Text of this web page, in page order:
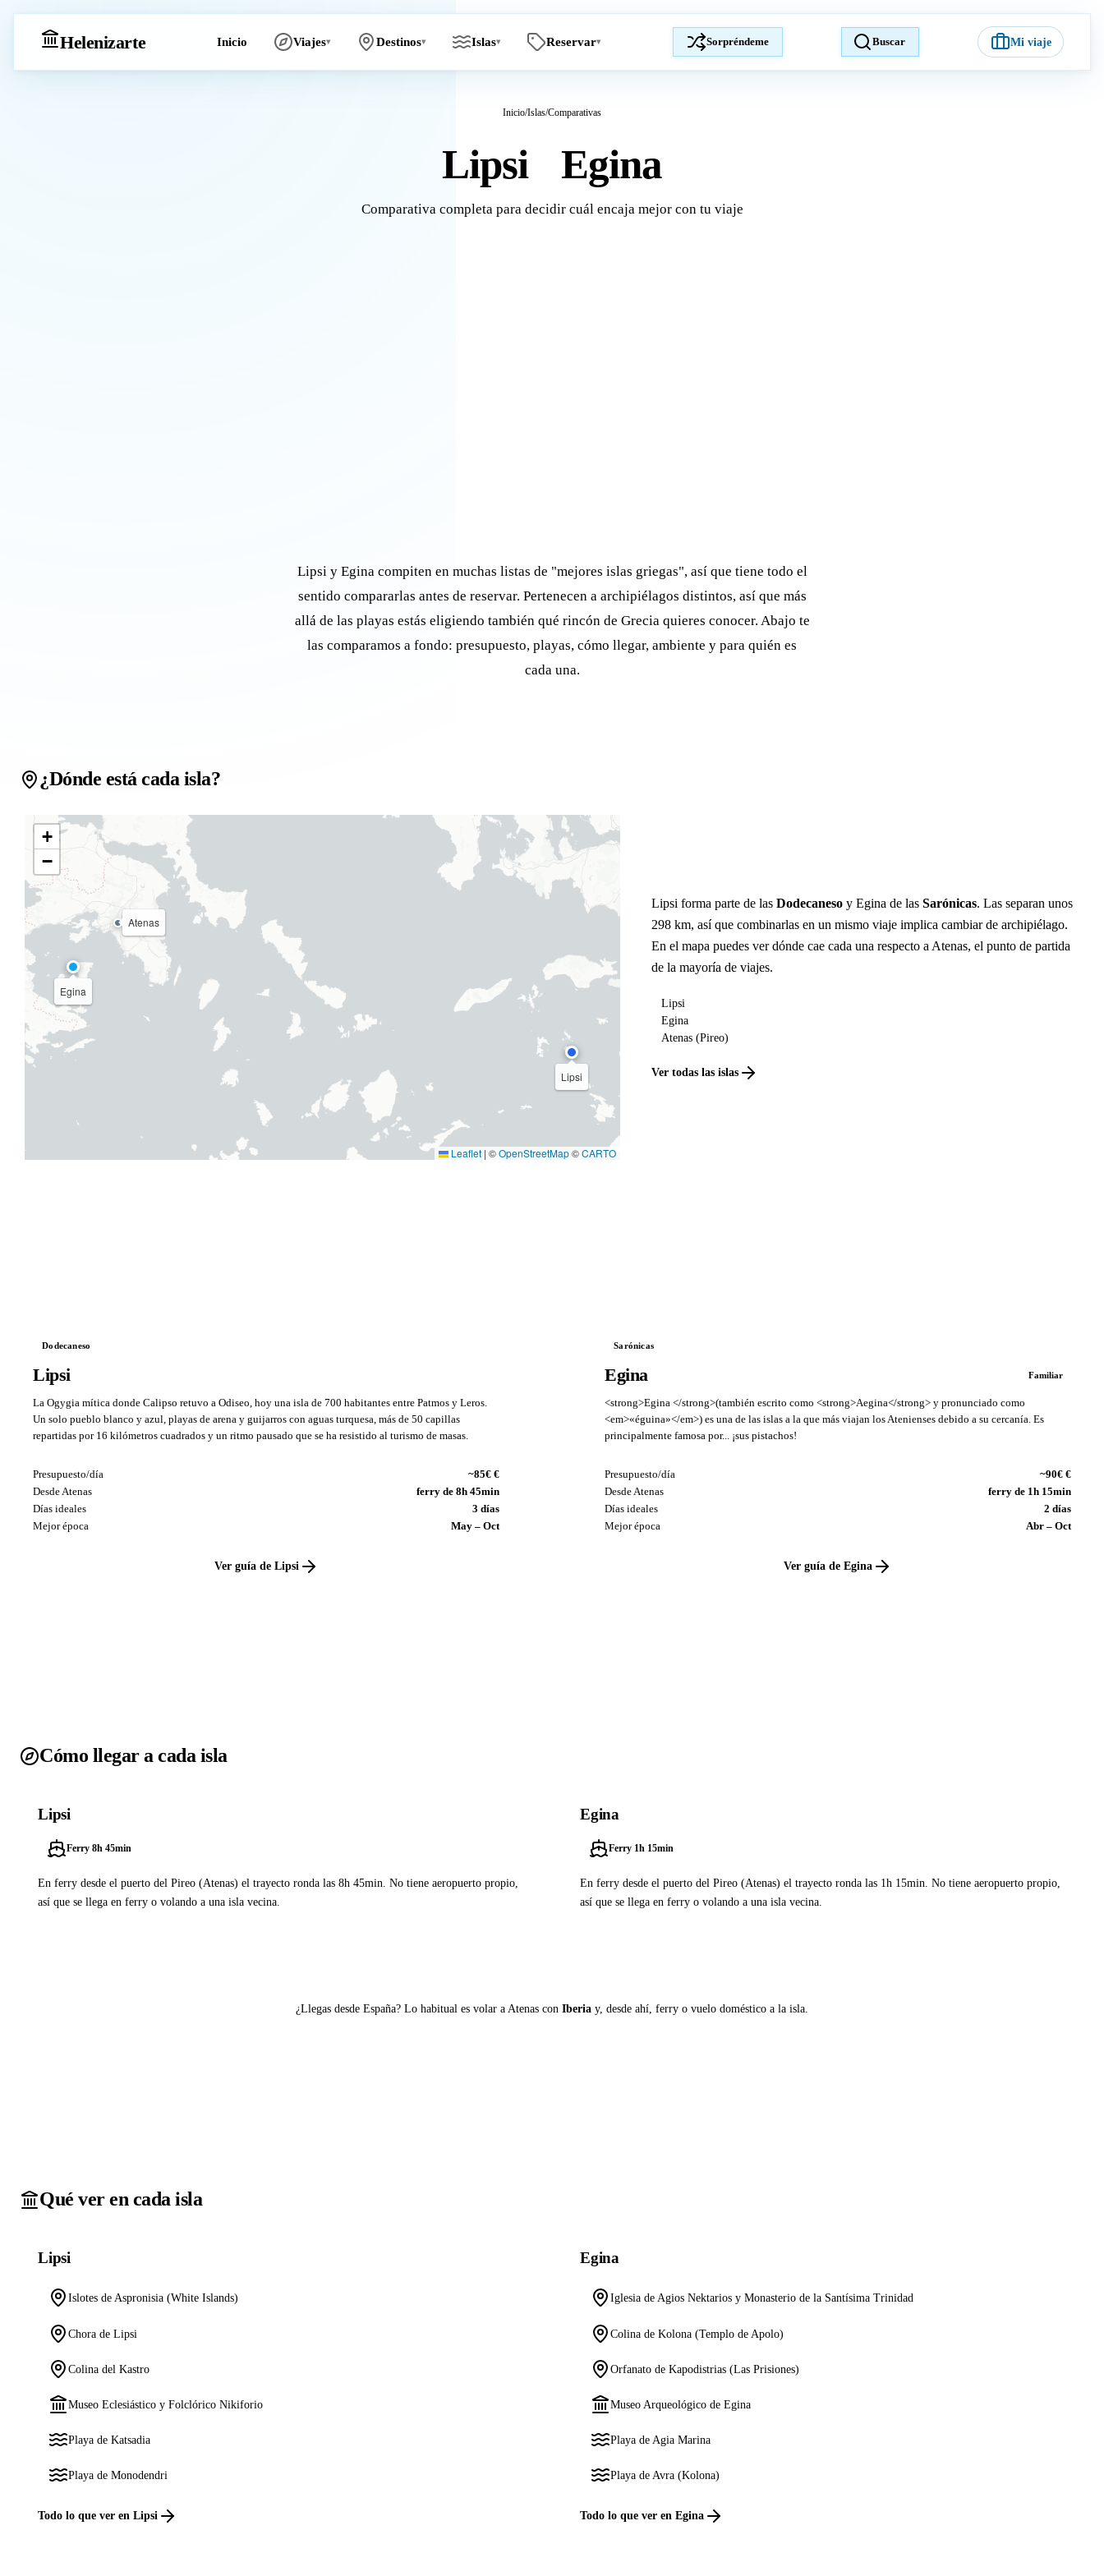
Helenizarte Inicio Viajes▾ Destinos▾ Islas▾ Reservar▾ Sorpréndeme Buscar Mi viaje
Inicio/Islas/Comparativas
Lipsi Egina
Comparativa completa para decidir cuál encaja mejor con tu viaje
Lipsi y Egina compiten en muchas listas de "mejores islas griegas", así que tiene todo el
sentido compararlas antes de reservar. Pertenecen a archipiélagos distintos, así que más
allá de las playas estás eligiendo también qué rincón de Grecia quieres conocer. Abajo te
las comparamos a fondo: presupuesto, playas, cómo llegar, ambiente y para quién es
cada una.
¿Dónde está cada isla?
Lipsi
Egina
Atenas
+
−
Leaflet | ©OpenStreetMap©CARTO
Lipsi forma parte de lasDodecaneso y Egina de lasSarónicas. Las separan unos
298 km, así que combinarlas en un mismo viaje implica cambiar de archipiélago.
En el mapa puedes ver dónde cae cada una respecto a Atenas, el punto de partida
de la mayoría de viajes.
Lipsi
Egina
Atenas (Pireo)
Ver todas las islas
Dodecaneso
Lipsi
La Ogygia mítica donde Calipso retuvo a Odiseo, hoy una isla de 700 habitantes entre Patmos y Leros.
Un solo pueblo blanco y azul, playas de arena y guijarros con aguas turquesa, más de 50 capillas
repartidas por 16 kilómetros cuadrados y un ritmo pausado que se ha resistido al turismo de masas.
Presupuesto/día
~85€ €
Desde Atenas
ferry de 8h 45min
Días ideales
3 días
Mejor época
May – Oct
Ver guía de Lipsi
Sarónicas
Egina Familiar
<strong>Egina </strong>(también escrito como <strong>Aegina</strong> y pronunciado como
<em>«éguina»</em>) es una de las islas a la que más viajan los Atenienses debido a su cercanía. Es
principalmente famosa por... ¡sus pistachos!
Presupuesto/día
~90€ €
Desde Atenas
ferry de 1h 15min
Días ideales
2 días
Mejor época
Abr – Oct
Ver guía de Egina
Cómo llegar a cada isla
Lipsi
Ferry 8h 45min
En ferry desde el puerto del Pireo (Atenas) el trayecto ronda las 8h 45min. No tiene aeropuerto propio,
así que se llega en ferry o volando a una isla vecina.
Egina
Ferry 1h 15min
En ferry desde el puerto del Pireo (Atenas) el trayecto ronda las 1h 15min. No tiene aeropuerto propio,
así que se llega en ferry o volando a una isla vecina.
¿Llegas desde España? Lo habitual es volar a Atenas con Iberia y, desde ahí, ferry o vuelo doméstico a la isla.
Qué ver en cada isla
Lipsi
Islotes de Aspronisia (White Islands)
Chora de Lipsi
Colina del Kastro
Museo Eclesiástico y Folclórico Nikiforio
Playa de Katsadia
Playa de Monodendri
Todo lo que ver en Lipsi
Egina
Iglesia de Agios Nektarios y Monasterio de la Santísima Trinidad
Colina de Kolona (Templo de Apolo)
Orfanato de Kapodistrias (Las Prisiones)
Museo Arqueológico de Egina
Playa de Agia Marina
Playa de Avra (Kolona)
Todo lo que ver en Egina